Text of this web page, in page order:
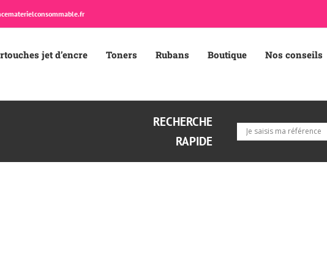
jet d’encre Toners Rubans Boutique Nos conseils
RECHERCHE
RAPIDE